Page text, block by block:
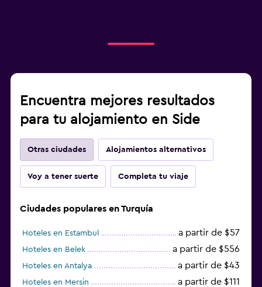
Encuentra mejores resultados
para tu alojamiento en Side
Otras ciudades Alojamientos alternativos
Voy a tener suerte Completa tu viaje
Ciudades populares en Turquía
Hoteles en Estambul a partir de $57
Hoteles en Belek a partir de $556
Hoteles en Antalya a partir de $43
Hoteles en Mersin a partir de $111